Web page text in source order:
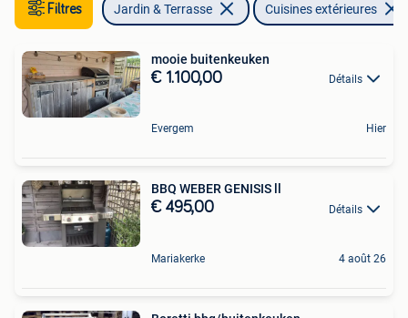
Filtres Jardin & Terrasse Cuisines extérieures
mooie buitenkeuken
€ 1.100,00 Détails
Evergem Hier
BBQ WEBER GENISIS ll
€ 495,00 Détails
Mariakerke 4 août 26